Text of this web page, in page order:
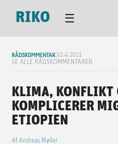
RIKO ☰
RÅDSKOMMENTAR30.4.2021
SE ALLE RÅDSKOMMENTARER
KLIMA, KONFLIKT
KOMPLICERER
ETIOPIEN
Af Andreas Møller